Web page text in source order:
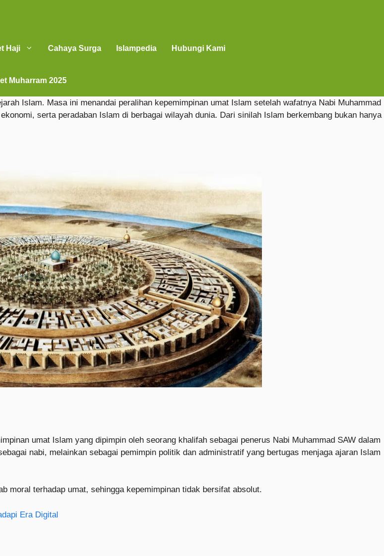
Haji Cahaya Surga Islampedia Hubungi Kami
Muharram 2025
Islam. Masa ini menandai peralihan kepemimpinan umat Islam setelah wafatnya Nabi Muhammad
serta peradaban Islam di berbagai wilayah dunia. Dari sinilah Islam berkembang bukan hanya
umat Islam yang dipimpin oleh seorang khalifah sebagai penerus Nabi Muhammad SAW dalam
nabi, melainkan sebagai pemimpin politik dan administratif yang bertugas menjaga ajaran Islam
moral terhadap umat, sehingga kepemimpinan tidak bersifat absolut.
Era Digital